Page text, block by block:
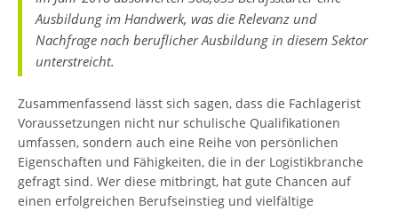
Ausbildung im Handwerk, was die Relevanz und
Nachfrage nach beruflicher Ausbildung in diesem Sektor
unterstreicht.
Zusammenfassend lässt sich sagen, dass die Fachlagerist
Voraussetzungen nicht nur schulische Qualifikationen
umfassen, sondern auch eine Reihe von persönlichen
Eigenschaften und Fähigkeiten, die in der Logistikbranche
gefragt sind. Wer diese mitbringt, hat gute Chancen auf
einen erfolgreichen Berufseinstieg und vielfältige